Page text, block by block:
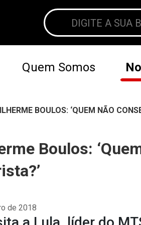
Quem Somos
BOULOS: ‘QUEM NÃO
Boulos:
de 2018